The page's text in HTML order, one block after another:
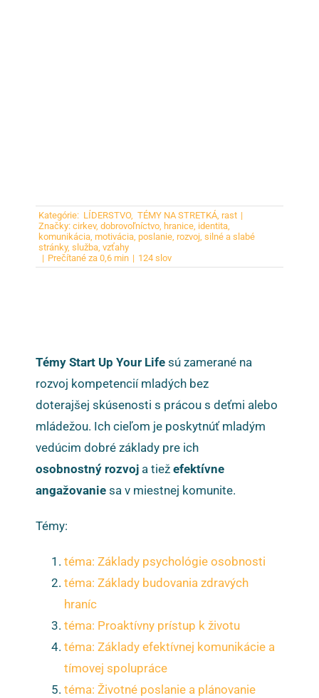
Kategórie: LÍDERSTVO, TÉMY NA STRETKÁ, rast |
Značky:cirkev,dobrovoľníctvo, hranice, identita,
komunikácia,motivácia, poslanie, rozvoj,silné a slabé
stránky,služba,vzťahy
| Prečítané za 0,6 min | 124 slov
Témy Start Up Your Lifesú zamerané na
rozvoj kompetencií mladých bez
doterajšej skúsenosti s prácou s deťmi alebo
mládežou. Ich cieľom je poskytnúť mladým
vedúcim dobré základy pre ich
osobnostný rozvoja tiež efektívne
angažovaniesa v miestnej komunite.
Témy:
téma: Základy psychológie osobnosti
téma: Základy budovania zdravých
hraníc
téma: Proaktívny prístup k životu
téma: Základy efektívnej komunikácie a
tímovej spolupráce
téma: Životné poslanie a plánovanie